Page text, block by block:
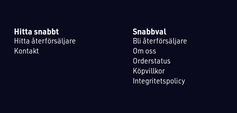
Hitta snabbt
Hitta återförsäljare
Kontakt
Snabbval
Bli återförsäljare
Om oss
Orderstatus
Köpvillkor
Integritetspolicy